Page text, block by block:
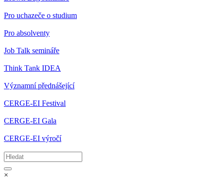
Pro uchazeče o studium
Pro absolventy
Job Talk semináře
Think Tank IDEA
Významní přednášející
CERGE-EI Festival
CERGE-EI Gala
CERGE-EI výročí
×